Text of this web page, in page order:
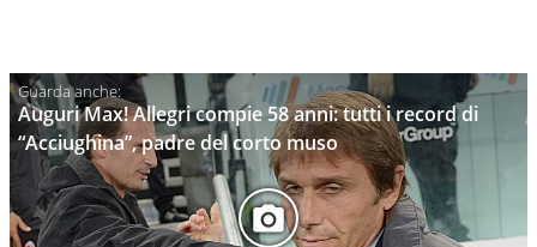
Auguri Max! Allegri compie 58 anni: tutti i record di
“Acciughina”, padre del corto muso